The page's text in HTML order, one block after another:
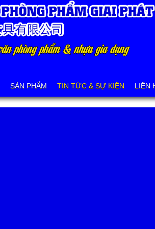
SẢN PHẨM TIN TỨC & SỰ KIỆN LIÊN